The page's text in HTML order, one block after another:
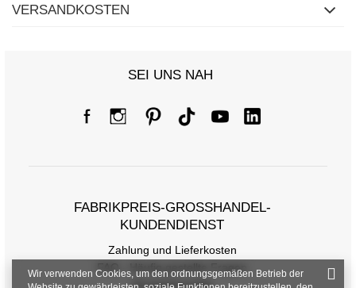
VERSANDKOSTEN
SEI UNS NAH
FABRIKPREIS-GROSSHANDEL-K
UNDENDIENST
Zahlung und Lieferkosten
FAQ - Häufig gestellte Fragen
Rückgabepolitik
Wir verwenden Cookies, um den ordnungsgemäßen Betrieb der